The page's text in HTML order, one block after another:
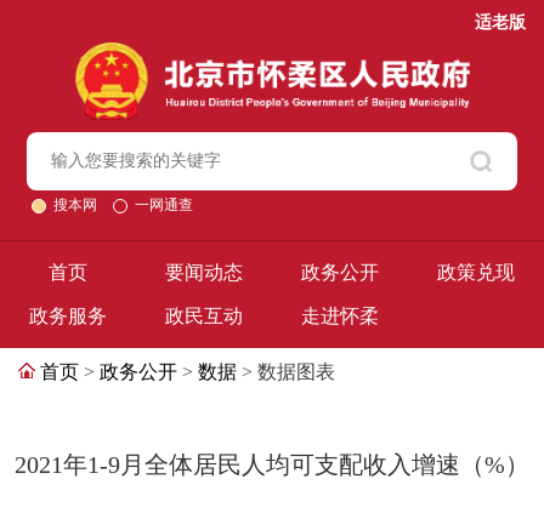
适老版
搜本网 一网通查
首页 要闻动态 政务公开 政策兑现
政务服务 政民互动 走进怀柔
首页 > 政务公开 > 数据 > 数据图表
2021年1-9月全体居民人均可支配收入增速（%）